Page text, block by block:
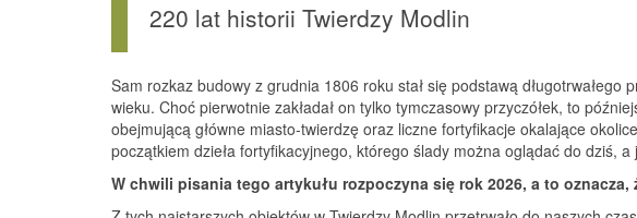
220 lat historii Twierdzy Modlin
Sam rozkaz budowy z grudnia 1806 roku stał się podstawą
wieku. Choć pierwotnie zakładał on tylko tymczasowy przyczółek, to
obejmującą główne miasto‑twierdzę oraz liczne fortyfikacje okalające
początkiem dzieła fortyfikacyjnego, którego ślady można oglądać do dziś,
W chwili pisania tego artykułu rozpoczyna się rok 2026, a to